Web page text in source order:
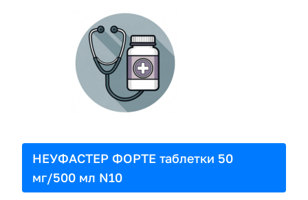
НЕУФАСТЕР ФОРТЕ таблетки 50
мг/500 мл N10